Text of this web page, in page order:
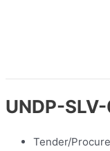
UNDP-
Tender/